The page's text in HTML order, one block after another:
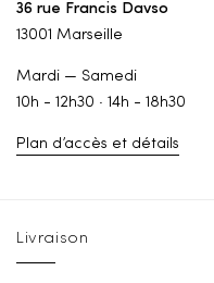
36 rue Francis Davso
13001 Marseille
Mardi — Samedi
10h - 12h30 · 14h - 18h30
Plan d’accès et détails
Livraison